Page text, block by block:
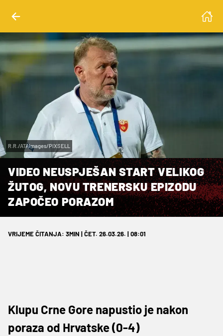
R.R./ATAImages/PIXSELL
VIDEO NEUSPJEŠAN START VELIKOG
ŽUTOG, NOVU TRENERSKU EPIZODU
ZAPOČEO PORAZOM
VRIJEME ČITANJA: 3MIN | ČET. 26.03.26. | 08:01
Klupu Crne Gore napustio je nakon
poraza od Hrvatske (0-4)